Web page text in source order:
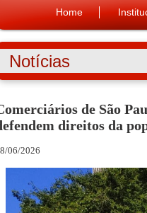
Home
Notícias
de São
direitos da
06/2026